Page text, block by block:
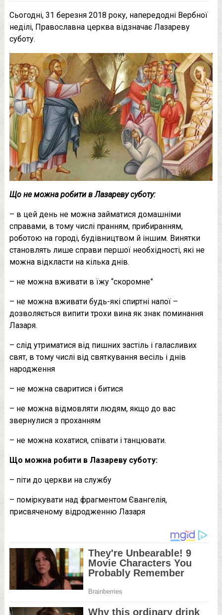
Сьогодні, 31 березня 2018 року, напередодні Вербної
неділі, Православна церква відзначає Лазареву
суботу.
Що не можна робити в Лазареву суботу:
– в цей день не можна займатися домашніми
справами, в тому числі пранням, прибиранням,
роботою на городі, будівництвом й іншим. Винятки
становлять лише справи першої необхідності, які не
можна відкласти на кілька днів.
– не можна вживати в їжу “скоромне”
– не можна вживати будь-які спиртні напої –
дозволяється випити трохи вина як знак поминання
Лазаря.
– слід утриматися від пишних застіль і галасливих
свят, в тому числі від святкування весіль і днів
народження
– не можна сваритися і битися
– не можна відмовляти людям, якщо до вас
звернулися з проханням
– не можна кохатися, співати і танцювати.
Що можна робити в Лазареву суботу:
– піти до церкви на службу
– поміркувати над фрагментом Євангелія,
присвяченому відродженню Лазаря